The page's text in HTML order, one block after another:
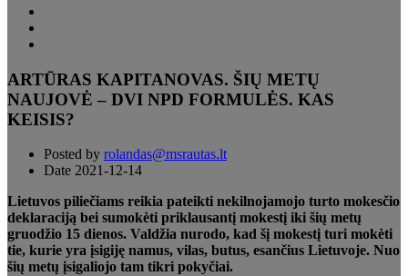
ARTŪRAS KAPITANOVAS. ŠIŲ METŲ
NAUJOVĖ – DVI NPD FORMULĖS. KAS
KEISIS?
Posted by rolandas@msrautas.lt
Date 2021-12-14
Lietuvos piliečiams reikia pateikti nekilnojamojo turto mokesčio
deklaraciją bei sumokėti priklausantį mokestį iki šių metų
gruodžio 15 dienos. Valdžia nurodo, kad šį mokestį turi mokėti
tie, kurie yra įsigiję namus, vilas, butus, esančius Lietuvoje. Nuo
šių metų įsigaliojo tam tikri pokyčiai.